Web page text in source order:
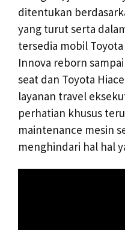
ditentukan
yang turut serta
tersedia mobil
Innova reborn
seat dan Toyota
layanan travel
perhatian khusus
maintenance mesin
menghindari hal hal